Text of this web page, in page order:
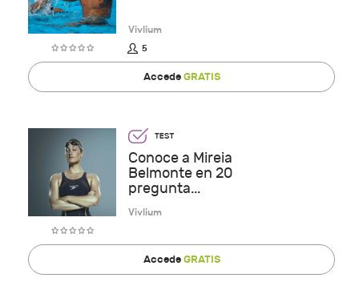
Vivlium
5
AccedeGRATIS
Conoce a Mireia
Belmonte en 20
pregunta...
Vivlium
AccedeGRATIS